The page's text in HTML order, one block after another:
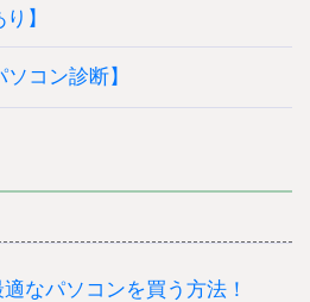
】
コン診断】
なパソコンを買う方法！